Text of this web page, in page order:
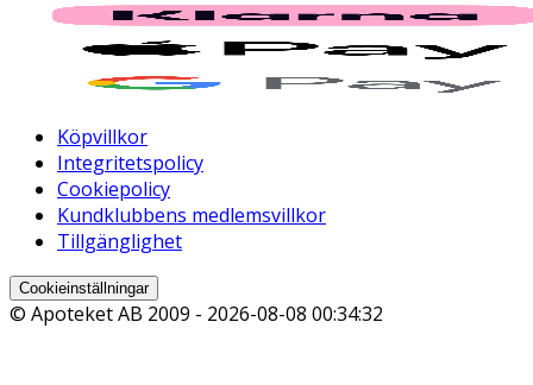
Köpvillkor
Integritetspolicy
Cookiepolicy
Kundklubbens medlemsvillkor
Tillgänglighet
Cookieinställningar
© Apoteket AB 2009 - 2026-08-08 00:34:32